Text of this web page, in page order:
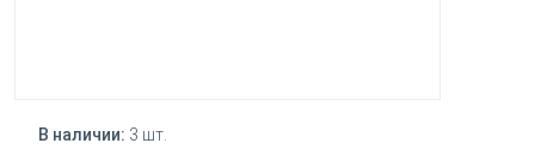
В наличии: 3 шт.